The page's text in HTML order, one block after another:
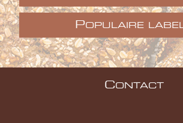
POPULAIRE
CONTACT